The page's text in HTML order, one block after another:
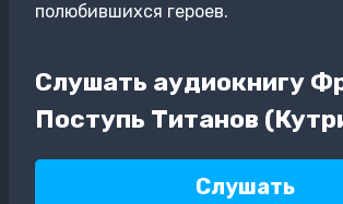
полюбившихся героев.
Слушать аудиокнигу
Поступь Титанов
Слушать